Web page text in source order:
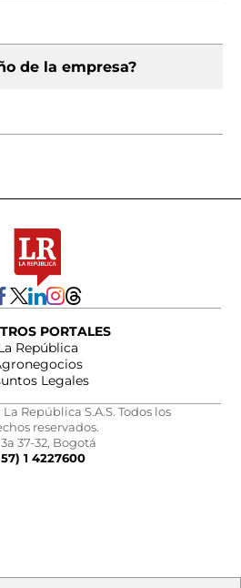
de la empresa?
PORTALES
República
Legales
República S.A.S. Todos los
reservados.
37-32, Bogotá
1 4227600